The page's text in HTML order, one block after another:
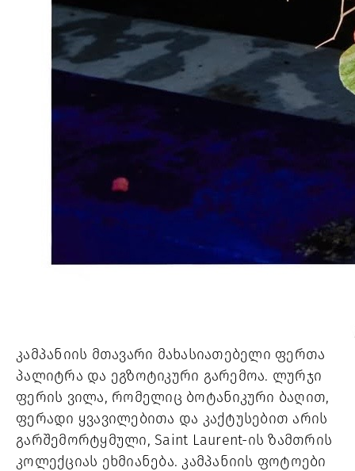
კამპანიის მთავარი მახასიათებელი ფერთა
პალიტრა და ეგზოტიკური გარემოა. ლურჯი
ფერის ვილა, რომელიც ბოტანიკური ბაღით,
ფერადი ყვავილებითა და კაქტუსებით არის
გარშემორტყმული, Saint Laurent-ის ზამთრის
კოლექციას ეხმიანება. კამპანიის ფოტოები